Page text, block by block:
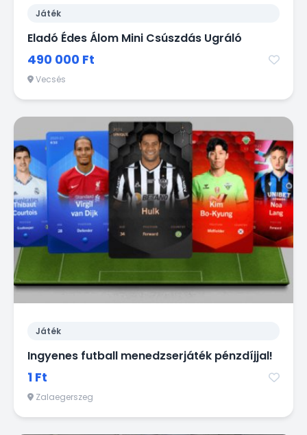
Játék
Eladó Édes Álom Mini Csúszdás Ugráló
490 000 Ft
Vecsés
Játék
Ingyenes futball menedzserjáték pénzdíjjal!
1 Ft
Zalaegerszeg